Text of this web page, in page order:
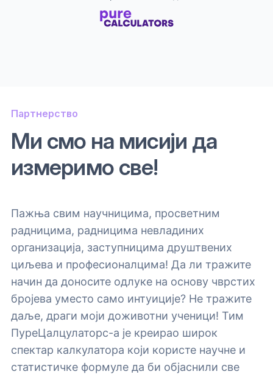
Партнерство
Ми смо на мисији да
измеримо све!
Пажња свим научницима, просветним
радницима, радницима невладиних
организација, заступницима друштвених
циљева и професионалцима! Да ли тражите
начин да доносите одлуке на основу чврстих
бројева уместо само интуиције? Не тражите
даље, драги моји доживотни ученици! Тим
ПуреЦалцулаторс-а је креирао широк
спектар калкулатора који користе научне и
статистичке формуле да би објаснили све